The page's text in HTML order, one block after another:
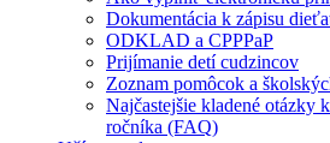
Dokumentácia k zápisu
ODKLAD a CPPPaP
Prijímanie detí cudzincov
Zoznam pomôcok a
Najčastejšie kladené otázky
ročníka (FAQ)